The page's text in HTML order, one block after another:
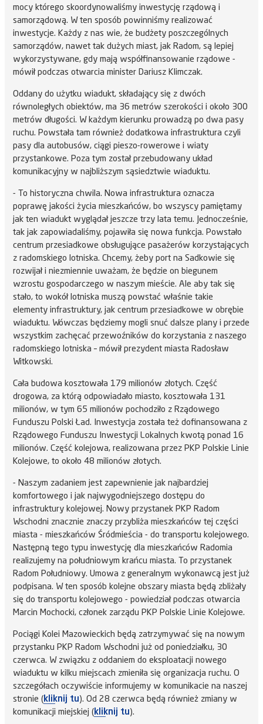
mocy którego skoordynowaliśmy inwestycję rządową i
samorządową. W ten sposób powinniśmy realizować
inwestycje. Każdy z nas wie, że budżety poszczególnych
samorządów, nawet tak dużych miast, jak Radom, są lepiej
wykorzystywane, gdy mają współfinansowanie rządowe -
mówił podczas otwarcia minister Dariusz Klimczak.
Oddany do użytku wiadukt, składający się z dwóch
równoległych obiektów, ma 36 metrów szerokości i około 300
metrów długości. W każdym kierunku prowadzą po dwa pasy
ruchu. Powstała tam również dodatkowa infrastruktura czyli
pasy dla autobusów, ciągi pieszo-rowerowe i wiaty
przystankowe. Poza tym został przebudowany układ
komunikacyjny w najbliższym sąsiedztwie wiaduktu.
- To historyczna chwila. Nowa infrastruktura oznacza
poprawę jakości życia mieszkańców, bo wszyscy pamiętamy
jak ten wiadukt wyglądał jeszcze trzy lata temu. Jednocześnie,
tak jak zapowiadaliśmy, pojawiła się nowa funkcja. Powstało
centrum przesiadkowe obsługujące pasażerów korzystających
z radomskiego lotniska. Chcemy, żeby port na Sadkowie się
rozwijał i niezmiennie uważam, że będzie on biegunem
wzrostu gospodarczego w naszym mieście. Ale aby tak się
stało, to wokół lotniska muszą powstać właśnie takie
elementy infrastruktury, jak centrum przesiadkowe w obrębie
wiaduktu. Wówczas będziemy mogli snuć dalsze plany i przede
wszystkim zachęcać przewoźników do korzystania z naszego
radomskiego lotniska – mówił prezydent miasta Radosław
Witkowski.
Cała budowa kosztowała 179 milionów złotych. Część
drogowa, za którą odpowiadało miasto, kosztowała 131
milionów, w tym 65 milionów pochodziło z Rządowego
Funduszu Polski Ład. Inwestycja została też dofinansowana z
Rządowego Funduszu Inwestycji Lokalnych kwotą ponad 16
milionów. Część kolejowa, realizowana przez PKP Polskie Linie
Kolejowe, to około 48 milionów złotych.
- Naszym zadaniem jest zapewnienie jak najbardziej
komfortowego i jak najwygodniejszego dostępu do
infrastruktury kolejowej. Nowy przystanek PKP Radom
Wschodni znacznie znaczy przybliża mieszkańców tej części
miasta - mieszkańców Śródmieścia - do transportu kolejowego.
Następną tego typu inwestycję dla mieszkańców Radomia
realizujemy na południowym krańcu miasta. To przystanek
Radom Południowy. Umowa z generalnym wykonawcą jest już
podpisana. W ten sposób kolejne obszary miasta będą zbliżały
się do transportu kolejowego - powiedział podczas otwarcia
Marcin Mochocki, członek zarządu PKP Polskie Linie Kolejowe.
Pociągi Kolei Mazowieckich będą zatrzymywać się na nowym
przystanku PKP Radom Wschodni już od poniedziałku, 30
czerwca. W związku z oddaniem do eksploatacji nowego
wiaduktu w kilku miejscach zmieniła się organizacja ruchu. O
szczegółach oczywiście informujemy w komunikacie na naszej
stronie ( kliknij tu). Od 28 czerwca będą również zmiany w
komunikacji miejskiej ( kliknij tu).